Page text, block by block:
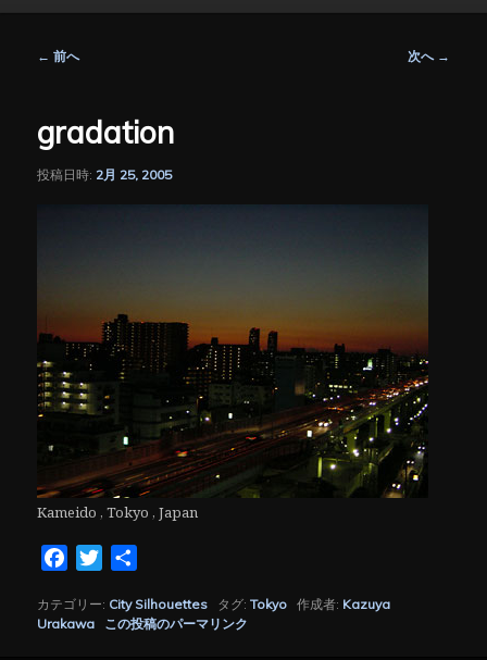
ー
ゲ
ー
シ
← 前へ 次へ →
gradation
投稿日時: 2月 25, 2005
Kameido , Tokyo , Japan
FacebookTwitter
カテゴリー: City Silhouettes タグ:Tokyo 作成者: Kazuya
Urakawa
この投稿のパーマリンク